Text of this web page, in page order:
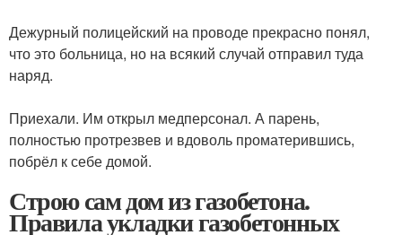
Дежурный полицейский на проводе прекрасно понял,
что это больница, но на всякий случай отправил туда
наряд.
Приехали. Им открыл медперсонал. А парень,
полностью протрезвев и вдоволь проматерившись,
побрёл к себе домой.
Строю сам дом из газобетона.
Правила укладки газобетонных